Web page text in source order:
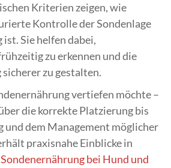
Kriterien zeigen, wie
Kontrolle der Sondenlage
Sie helfen dabei,
zu erkennen und die
zu gestalten.
vertiefen möchte –
die korrekte Platzierung bis
dem Management möglicher
praxisnahe Einblicke in
bei Hund und